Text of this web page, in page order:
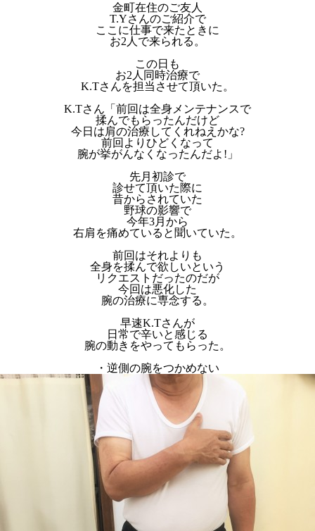
金町在住のご友人
T.Yさんのご紹介で
ここに仕事で来たときに
お2人で来られる。
この日も
お2人同時治療で
K.Tさんを担当させて頂いた。
K.Tさん「前回は全身メンテナンスで
揉んでもらったんだけど
今日は肩の治療してくれねえかな?
前回よりひどくなって
腕が挙がんなくなったんだよ!」
先月初診で
診せて頂いた際に
昔からされていた
野球の影響で
今年3月から
右肩を痛めていると聞いていた。
前回はそれよりも
全身を揉んで欲しいという
リクエストだったのだが
今回は悪化した
腕の治療に専念する。
早速K.Tさんが
日常で辛いと感じる
腕の動きをやってもらった。
・逆側の腕をつかめない